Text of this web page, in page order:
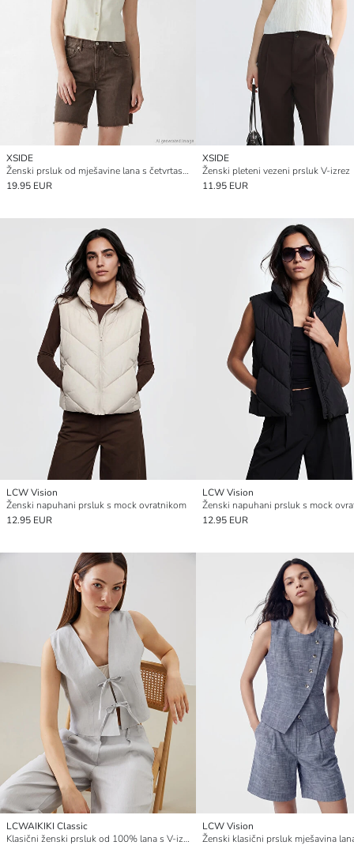
XSIDE
Ženski prsluk od mješavine lana s četvrtastim izrezom
19.95 EUR
XSIDE
Ženski pleteni vezeni prsluk V-izrez
11.95 EUR
LCW Vision
Ženski napuhani prsluk s mock ovratnikom
12.95 EUR
LCW Vision
Ženski napuhani prsluk s mock
12.95 EUR
LCWAIKIKI Classic
Klasični ženski prsluk od 100% lana s V-izrezom
LCW Vision
Ženski klasični prsluk mješavina